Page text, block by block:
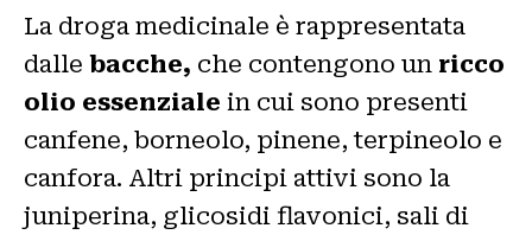
La droga medicinale è rappresentata
dalle bacche, che contengono un ricco
olio essenziale in cui sono presenti
canfene, borneolo, pinene, terpineolo e
canfora. Altri principi attivi sono la
juniperina, glicosidi flavonici, sali di